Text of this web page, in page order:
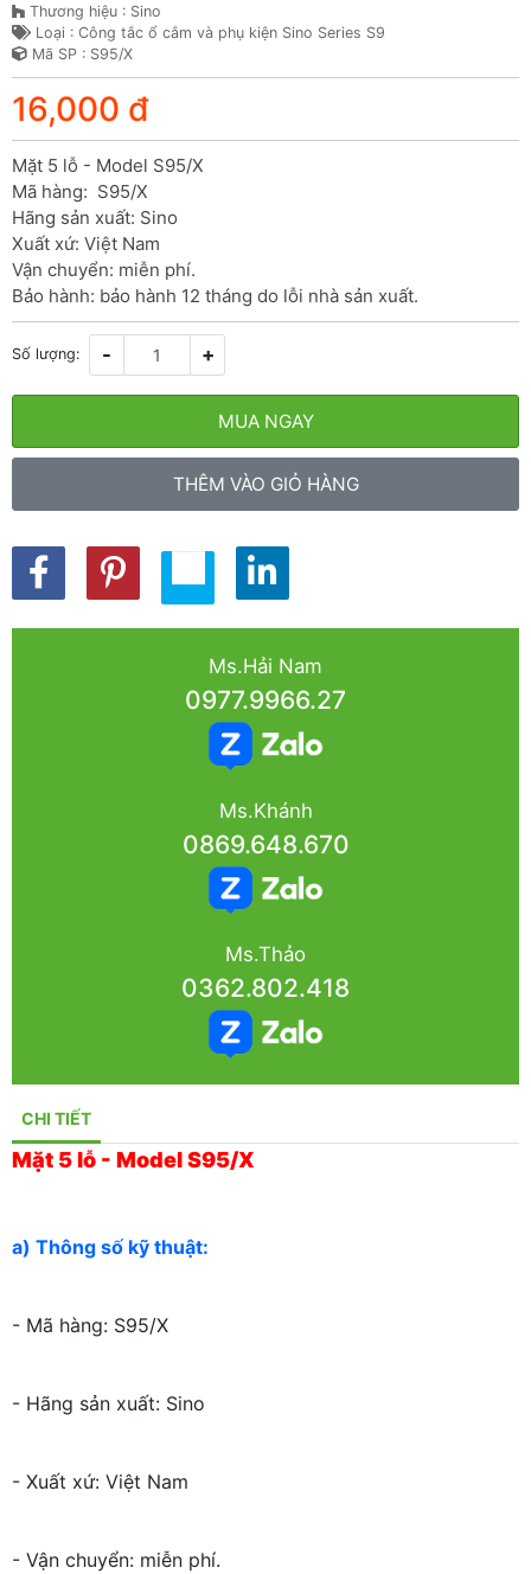
Thương hiệu : Sino
Loại : Công tắc ổ cắm và phụ kiện Sino Series S9
Mã SP : S95/X
16,000 đ
Mặt 5 lỗ - Model S95/X
Mã hàng:  S95/X
Hãng sản xuất: Sino
Xuất xứ: Việt Nam
Vận chuyển: miễn phí.
Bảo hành: bảo hành 12 tháng do lỗi nhà sản xuất.
Số lượng: - +
MUA NGAY
THÊM VÀO GIỎ HÀNG
Ms.Hải Nam
0977.9966.27
Ms.Khánh
0869.648.670
Ms.Thảo
0362.802.418
CHI TIẾT
Mặt 5 lỗ - Model S95/X
a) Thông số kỹ thuật:
- Mã hàng: S95/X
- Hãng sản xuất: Sino
- Xuất xứ: Việt Nam
- Vận chuyển: miễn phí.